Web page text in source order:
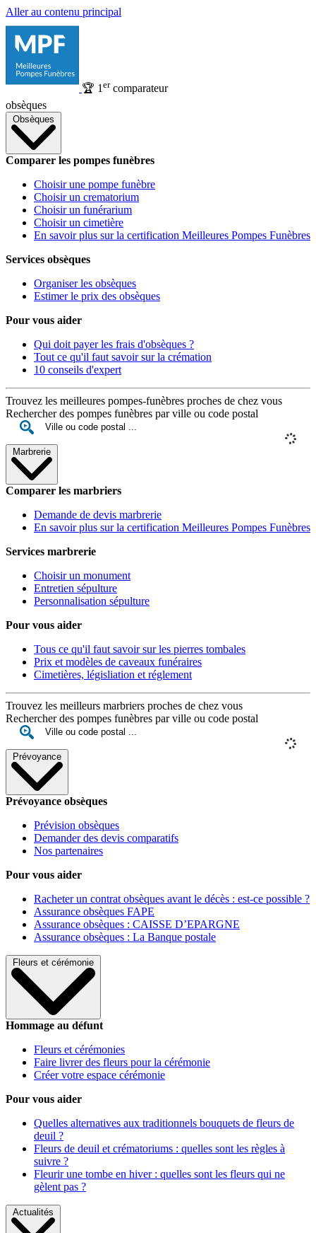
Aller au contenu principal
🏆 1 ercomparateur
obsèques
Obsèques
Comparer les pompes funèbres
Choisir une pompe funèbre
Choisir un crematorium
Choisir un funérarium
Choisir un cimetière
En savoir plus sur la certification Meilleures Pompes Funèbres
Services obsèques
Organiser les obsèques
Estimer le prix des obsèques
Pour vous aider
Qui doit payer les frais d'obsèques ?
Tout ce qu'il faut savoir sur la crémation
10 conseils d'expert
Trouvez les meilleures pompes-funèbres proches de chez vous
Rechercher des pompes funèbres par ville ou code postal
Marbrerie
Comparer les marbriers
Demande de devis marbrerie
En savoir plus sur la certification Meilleures Pompes Funèbres
Services marbrerie
Choisir un monument
Entretien sépulture
Personnalisation sépulture
Pour vous aider
Tous ce qu'il faut savoir sur les pierres tombales
Prix et modèles de caveaux funéraires
Cimetières, législiation et réglement
Trouvez les meilleurs marbriers proches de chez vous
Rechercher des pompes funèbres par ville ou code postal
Prévoyance
Prévoyance obsèques
Prévision obsèques
Demander des devis comparatifs
Nos partenaires
Pour vous aider
Racheter un contrat obsèques avant le décès : est-ce possible ?
Assurance obsèques FAPE
Assurance obsèques : CAISSE D’EPARGNE
Assurance obsèques : La Banque postale
Fleurs et cérémonie
Hommage au défunt
Fleurs et cérémonies
Faire livrer des fleurs pour la cérémonie
Créer votre espace cérémonie
Pour vous aider
Quelles alternatives aux traditionnels bouquets de fleurs de
deuil ?
Fleurs de deuil et crématoriums : quelles sont les règles à
suivre ?
Fleurir une tombe en hiver : quelles sont les fleurs qui ne
gèlent pas ?
Actualités